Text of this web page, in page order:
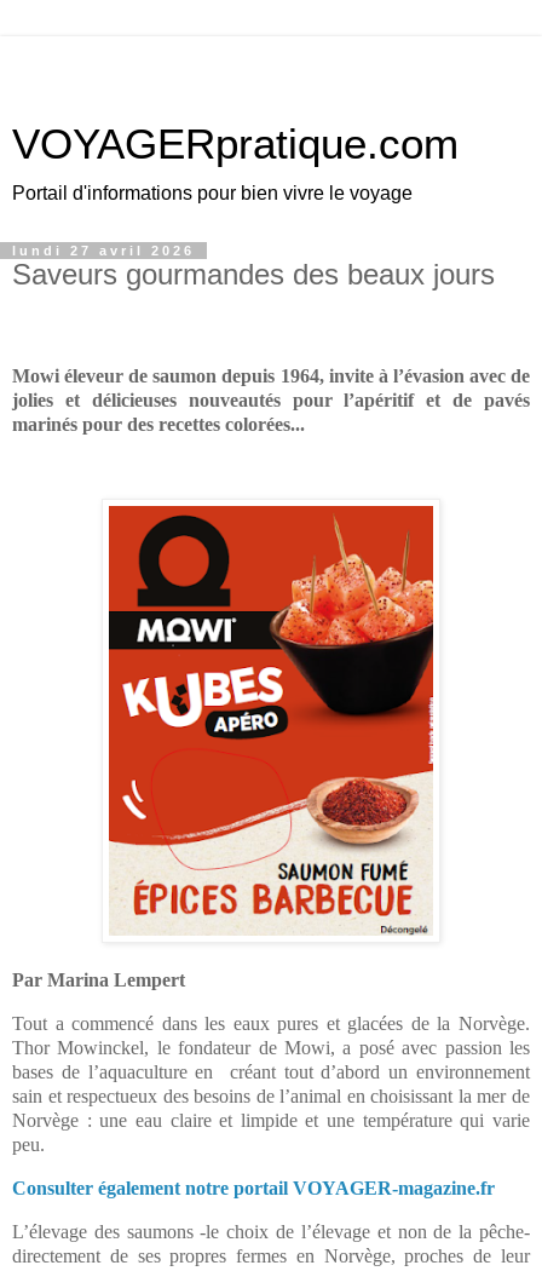
VOYAGERpratique.com
Portail d'informations pour bien vivre le voyage
lundi 27 avril 2026
Saveurs gourmandes des beaux jours
Mowi éleveur de saumon depuis 1964, invite à l’évasion avec de
jolies et délicieuses nouveautés pour l’apéritif et de pavés
marinés pour des recettes colorées...
Par Marina Lempert
Tout a commencé dans les eaux pures et glacées de la Norvège.
Thor Mowinckel, le fondateur de Mowi, a posé avec passion les
bases de l’aquaculture en
créant tout d’abord un environnement
sain et respectueux des besoins de l’animal en choisissant la mer de
Norvège : une eau claire et limpide et une température qui varie
peu.
Consulter également notre portail VOYAGER-magazine.fr
L’élevage des saumons -le choix de l’élevage et non de la pêche-
directement de ses propres fermes en Norvège, proches de leur